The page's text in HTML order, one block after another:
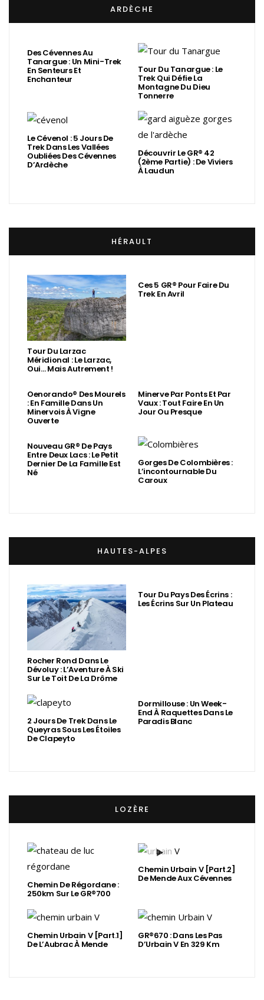
ARDÈCHE
Des Cévennes Au
Tanargue : Un Mini-Trek
En Senteurs Et
Enchanteur
Tour Du Tanargue : Le
Trek Qui Défie La
Montagne Du Dieu
Tonnerre
Le Cévenol : 5 Jours De
Trek Dans Les Vallées
Oubliées Des Cévennes
D’Ardèche
Découvrir Le GR® 42
(2ème Partie) : De Viviers
À Laudun
HÉRAULT
Tour Du Larzac
Méridional : Le Larzac,
Oui… Mais Autrement !
Ces 5 GR® Pour Faire Du
Trek En Avril
Oenorando® Des Mourels
: En Famille Dans Un
Minervois À Vigne
Ouverte
Minerve Par Ponts Et Par
Vaux : Tout Faire En Un
Jour Ou Presque
Nouveau GR® De Pays
Entre Deux Lacs : Le Petit
Dernier De La Famille Est
Né
Gorges De Colombières :
L’incontournable Du
Caroux
HAUTES-ALPES
Rocher Rond Dans Le
Dévoluy : L’Aventure À Ski
Sur Le Toit De La Drôme
Tour Du Pays Des Écrins :
Les Écrins Sur Un Plateau
2 Jours De Trek Dans Le
Queyras Sous Les Étoiles
De Clapeyto
Dormillouse : Un Week-
End À Raquettes Dans Le
Paradis Blanc
LOZÈRE
Chemin De Régordane :
250km Sur Le GR®700
Chemin Urbain V [Part.2]
De Mende Aux Cévennes
Chemin Urbain V [Part.1]
De L’Aubrac À Mende
GR®670 : Dans Les Pas
D’Urbain V En 329 Km